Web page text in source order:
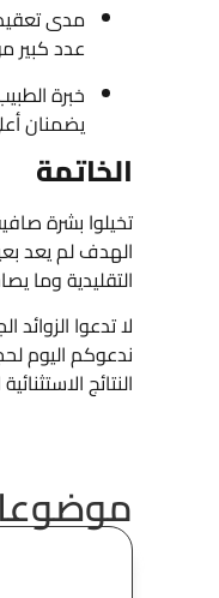
مدى
عدد كبير
خبرة
يضمنان
الخاتمة
تخيلوا بشرة
الهدف لم يعد
التقليدية وما
لا تدعوا
ندعوكم اليوم
النتائج